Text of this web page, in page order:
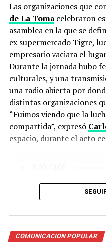
Las organizaciones que
de La Tomacelebraron
asamblea en la que se
ex supermercado Tigre,
empresario vaciara el
Durante la jornada hubo
culturales, y una
una radio abierta por
distintas organizaciones
“Fuimos viendo que la
compartida”, expresó
espacio, durante el acto
PALABRAS DE CARLOS
sobre el lugar pesa aún
COMUNICACION POPULAR